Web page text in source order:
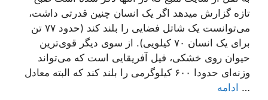
تازه گزارش میدهد اگر یک انسان چنین قدرتی داشت،
می‌توانست یک شاتل فضایی را بلند کند (حدود ۷۷ تن
برای یک انسان ۷۰ کیلویی). از سوی دیگر قوی‌ترین
حیوان روی خشکی، فیل آفریقایی است که می‌تواند
وزنه‌ای حدودا ۶۰۰ کیلوگرمی را بلند کند که البته معادل
… ادامه